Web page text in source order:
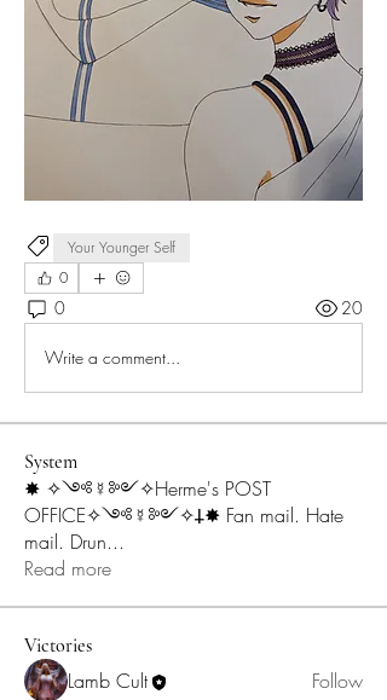
Your Younger Self
0
0 20
Write a comment...
System
✸ ✧༺☿༻✧Herme's POST
OFFICE✧༺☿༻✧𐕣✸ Fan mail. Hate
mail. Drun...
Read more
Victories
Lamb Cult
Follow